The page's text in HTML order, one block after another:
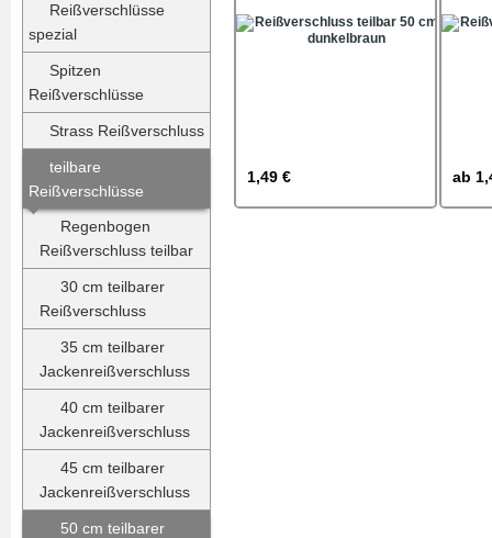
Reißverschlüsse
spezial
Spitzen
Reißverschlüsse
Strass Reißverschluss
teilbare
Reißverschlüsse
Regenbogen
Reißverschluss teilbar
30 cm teilbarer
Reißverschluss
35 cm teilbarer
Jackenreißverschluss
40 cm teilbarer
Jackenreißverschluss
45 cm teilbarer
Jackenreißverschluss
50 cm teilbarer
1,49 € ab